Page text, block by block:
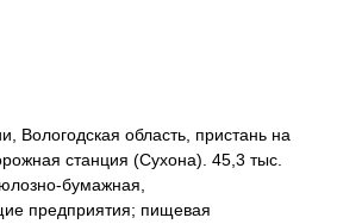
Вологодская область, пристань на
станция (Сухона). 45,3 тыс.
бумажная,
предприятия; пищевая